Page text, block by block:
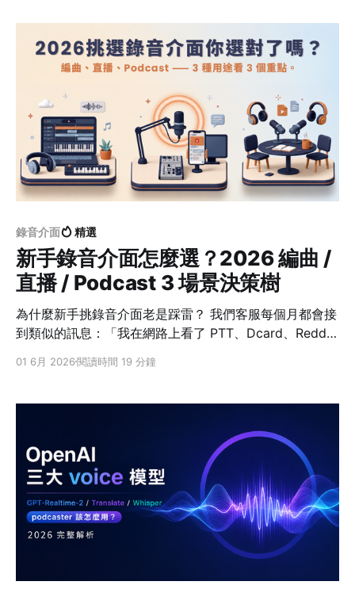
P4next，舊用戶不必急著換 PodTrak P4（舊版）
PodTrak P4next（新版） XLR註1 麥克風輸入4 軌4 軌
bit／48kHz 接電腦（USB 介面）2 進 2 出（一條混音）
錄音介面 精選
新手錄音介面怎麼選？2026 編曲 /
直播 / Podcast 3 場景決策樹
為什麼新手挑錄音介面老是踩雷？ 我們客服每個月都會接
到類似的訊息：「我在網路上看了 PTT、Dcard、Reddit
根據我們長期觀察：很多剛入門的用戶看完一輪推薦還是
是無法找到清楚的說明，把「規格表跟實際用途」接起
來。同樣一台 Focusrite Scarlett，做編曲、做直播、做
多人 Podcast，看的可能根本不是同幾項規格。 實際上，
新手買錯介面的災情多半像下面這些： * 主要想做直播，
但錄音介面沒有 Loopback註1 — 觀眾聽不到你電腦的音
樂，也聽不到你來賓的聲音。發現問題後上網找一堆軟體
做 rerouting 串來串去，結果花了一整晚搞 routing 還是
回音不斷、電腦聲音莫名其妙跑掉、跟 Discord 訊號打
只有 1 個耳機孔 — 最後多半就是主持人戴，其他來賓沒
01 6月 2026閱讀時間 19 分鐘